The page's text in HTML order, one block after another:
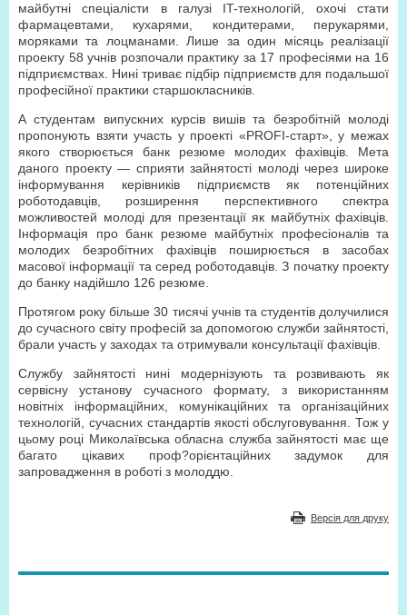
майбутні спеціалісти в галузі IT-технологій, охочі стати
фармацевтами, кухарями, кондитерами, перукарями,
моряками та лоцманами. Лише за один місяць реалізації
проекту 58 учнів розпочали практику за 17 професіями на 16
підприємствах. Нині триває підбір підприємств для подальшої
професійної практики старшокласників.
А студентам випускних курсів вишів та безробітній молоді
пропонують взяти участь у проекті «PROFI-старт», у межах
якого створюється банк резюме молодих фахівців. Мета
даного проекту — сприяти зайнятості молоді через широке
інформування керівників підприємств як потенційних
роботодавців, розширення перспективного спектра
можливостей молоді для презентації як майбутніх фахівців.
Інформація про банк резюме майбутніх професіоналів та
молодих безробітних фахівців поширюється в засобах
масової інформації та серед роботодавців. З початку проекту
до банку надійшло 126 резюме.
Протягом року більше 30 тисячі учнів та студентів долучилися
до сучасного світу професій за допомогою служби зайнятості,
брали участь у заходах та отримували консультації фахівців.
Службу зайнятості нині модернізують та розвивають як
сервісну установу сучасного формату, з використанням
новітніх інформаційних, комунікаційних та організаційних
технологій, сучасних стандартів якості обслуговування. Тож у
цьому році Миколаївська обласна служба зайнятості має ще
багато цікавих проф?орієнтаційних задумок для
запровадження в роботі з молоддю.
Версія для друку